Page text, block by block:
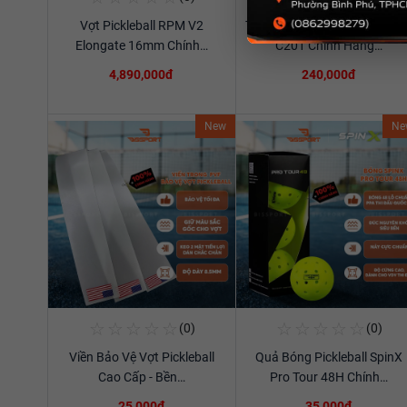
Vợt Pickleball RPM V2
Elongate 16mm Chính…
4,890,000đ
Túi Thể Thao Cầu Lông Ywyat
C201 Chính Hãng…
240,000đ
New
Xem chi tiết
(0)
Viền Bảo Vệ Vợt Pickleball
Cao Cấp - Bền…
Xem chi tiết
(0)
Quả Bóng Pickleball SpinX
Pro Tour 48H Chính…